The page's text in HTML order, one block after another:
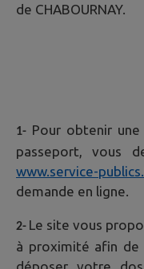
de CHABOURNAY.
1- Pour obtenir
passeport, vous
www.service-
demande en ligne.
2- Le site vous
à proximité afin de